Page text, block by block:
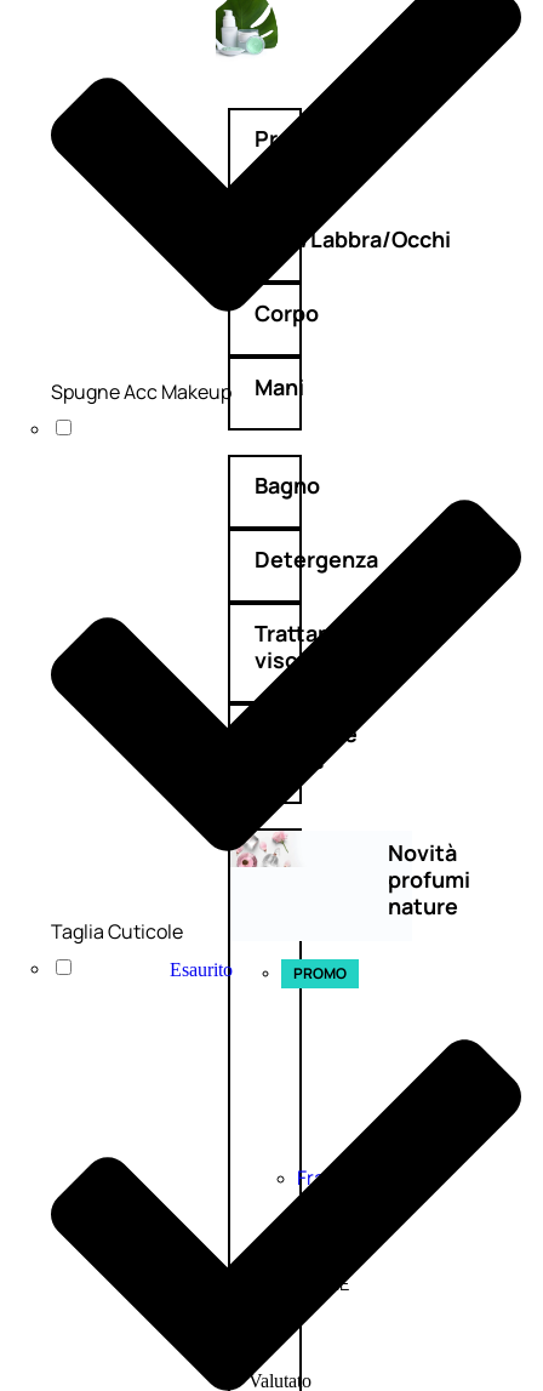
Profumi
nature
Viso/Labbra/Occhi
Corpo
Mani
Bagno
Detergenza
Trattamenti
viso
Maschere
nature
Novità
profumi
nature
Esaurito PROMO
Fragranze
Nature
L’OCCITANE
DI
Valutato
Spugne Acc Makeup
Taglia Cuticole